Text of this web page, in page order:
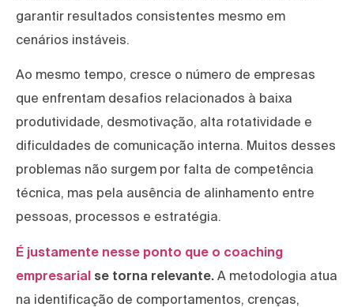
garantir resultados consistentes mesmo em
cenários instáveis.
Ao mesmo tempo, cresce o número de empresas
que enfrentam desafios relacionados à baixa
produtividade, desmotivação, alta rotatividade e
dificuldades de comunicação interna. Muitos desses
problemas não surgem por falta de competência
técnica, mas pela ausência de alinhamento entre
pessoas, processos e estratégia.
É justamente nesse ponto que o coaching
empresarial se torna relevante. A metodologia atua
na identificação de comportamentos, crenças,